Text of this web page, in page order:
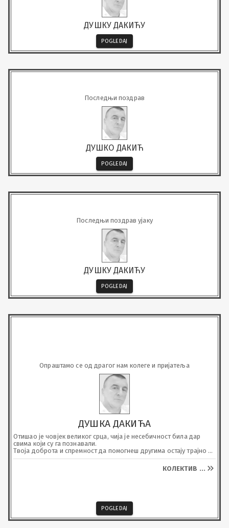
ДУШКУ ДАКИЋУ
POGLEDAJ
Последњи поздрав
ДУШКО ДАКИЋ
POGLEDAJ
Последњи поздрав ујаку
ДУШКУ ДАКИЋУ
POGLEDAJ
Опраштамо се од драгог нам колеге и пријатеља
ДУШКА ДАКИЋА
Отишао је човјек великог срца, чија је несебичност била дар
свима који су га познавали.
Твоја доброта и спремност да помогнеш другима остају трајно
урезани у нашим успоменама.
Заувијек ћеш живјети кроз љубав и траг који си оставио.
КОЛЕКТИВ ...
POGLEDAJ